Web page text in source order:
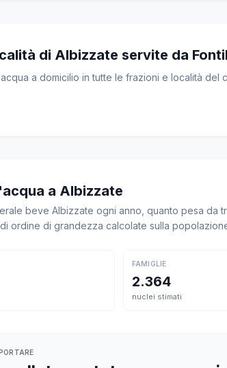
di Albizzate servite da
a domicilio in tutte le frazioni e località del
a Albizzate
beve Albizzate ogni anno, quanto pesa da
ordine di grandezza calcolate sulla
FAMIGLIE
2.364
nuclei stimati